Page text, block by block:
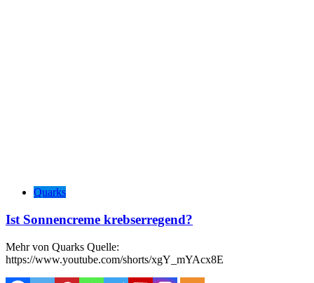
Quarks
Ist Sonnencreme krebserregend?
Mehr von Quarks Quelle:
https://www.youtube.com/shorts/xgY_mYAcx8E